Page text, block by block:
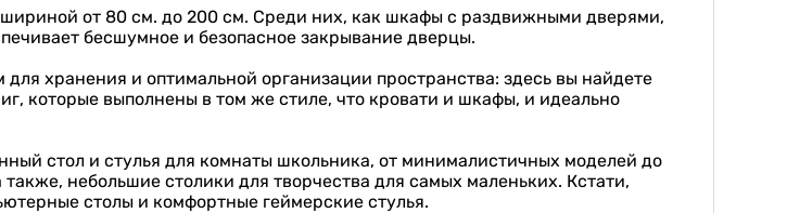
от 80 см. до 200 см. Среди них, как шкафы с раздвижными дверями,
бесшумное и безопасное закрывание дверцы.
хранения и оптимальной организации пространства: здесь вы найдете
которые выполнены в том же стиле, что кровати и шкафы, и идеально
стол и стулья для комнаты школьника, от минималистичных моделей до
небольшие столики для творчества для самых маленьких. Кстати,
столы и комфортные геймерские стулья.